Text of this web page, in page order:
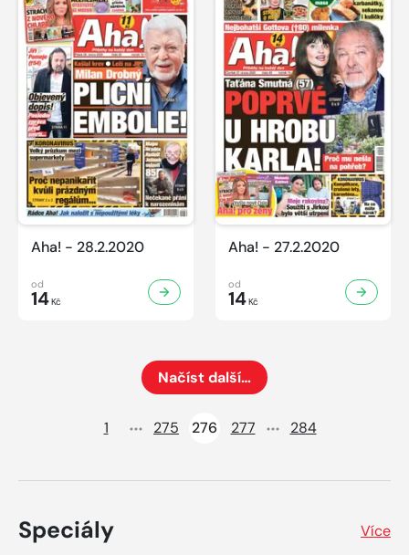
Aha! - 28.2.2020
od
14Kč
Aha! - 27.2.2020
od
14Kč
Načíst další…
1
275 276 277 284
Speciály Více